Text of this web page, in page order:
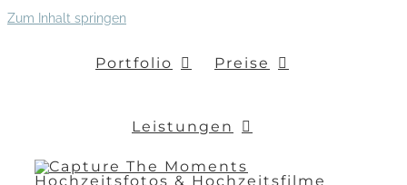
Zum Inhalt springen
Portfolio Preise
Leistungen